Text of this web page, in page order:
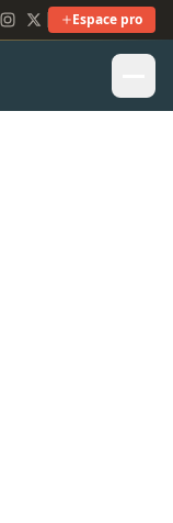
Espace pro